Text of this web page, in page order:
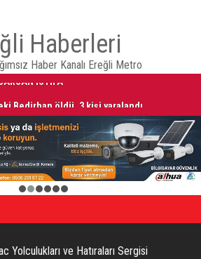
Haberleri
Haber Kanalı Ereğli Metro
2 3 4 5 6
Yolculukları ve Hatıraları Sergisi